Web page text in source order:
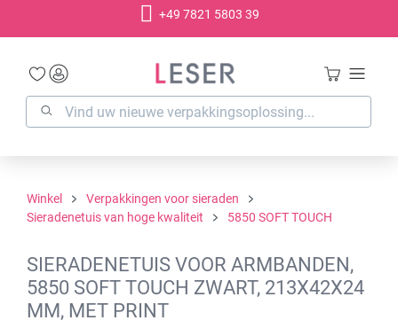
+49 7821 5803 39
Winkel
Verpakkingen voor sieraden
Sieradenetuis van hoge kwaliteit
5850 SOFT TOUCH
SIERADENETUIS VOOR ARMBANDEN,
5850 SOFT TOUCH ZWART, 213X42X24
MM, MET PRINT